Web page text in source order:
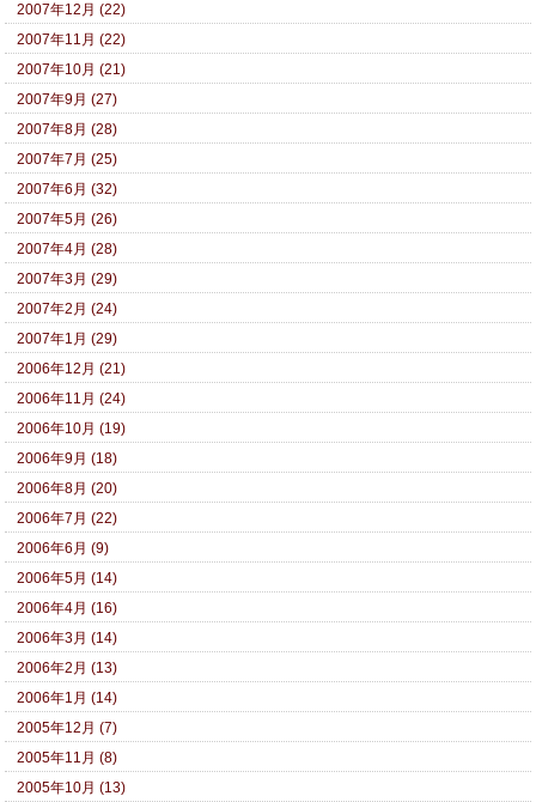
2007年12月 (22)
2007年11月 (22)
2007年10月 (21)
2007年9月 (27)
2007年8月 (28)
2007年7月 (25)
2007年6月 (32)
2007年5月 (26)
2007年4月 (28)
2007年3月 (29)
2007年2月 (24)
2007年1月 (29)
2006年12月 (21)
2006年11月 (24)
2006年10月 (19)
2006年9月 (18)
2006年8月 (20)
2006年7月 (22)
2006年6月 (9)
2006年5月 (14)
2006年4月 (16)
2006年3月 (14)
2006年2月 (13)
2006年1月 (14)
2005年12月 (7)
2005年11月 (8)
2005年10月 (13)